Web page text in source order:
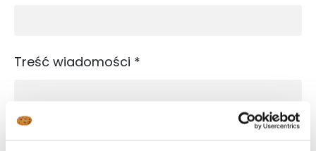
Treść wiadomości *